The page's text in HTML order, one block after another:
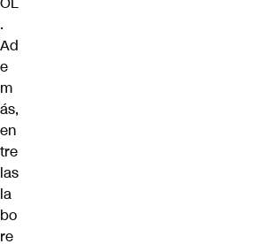
.
Ad
e
m
ás,
en
tre
las
la
bo
re